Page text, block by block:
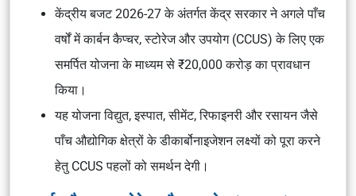
केंद्रीय बजट 2026-27 के अंतर्गत केंद्र सरकार ने अगले पाँच
वर्षों में कार्बन कैप्चर, स्टोरेज और उपयोग (CCUS) के लिए एक
समर्पित योजना के माध्यम से ₹20,000 करोड़ का प्रावधान
किया।
यह योजना विद्युत, इस्पात, सीमेंट, रिफाइनरी और रसायन जैसे
पाँच औद्योगिक क्षेत्रों के डीकार्बोनाइजेशन लक्ष्यों को पूरा करने
हेतु CCUS पहलों को समर्थन देगी।